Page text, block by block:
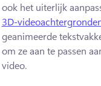
ook het uiterlijk
3D-
geanimeerde
om ze aan te passen
video.